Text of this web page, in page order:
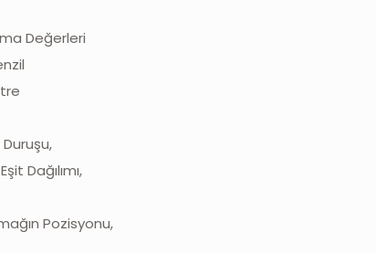
Değerleri
Duruşu,
Dağılımı,
Pozisyonu,